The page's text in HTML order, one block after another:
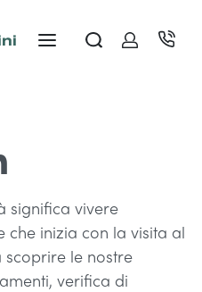
significa vivere
che inizia con la visita al
scoprire le nostre
verifica di